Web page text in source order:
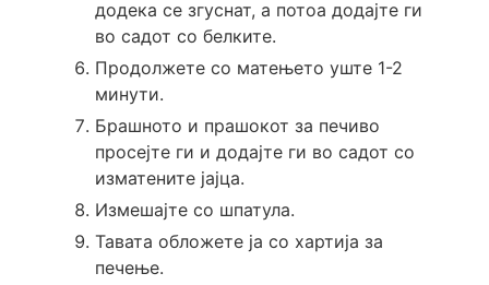
додека се згуснат, а потоа додајте ги
во садот со белките.
Продолжете со матењето уште 1-2
минути.
Брашното и прашокот за печиво
просејте ги и додајте ги во садот со
изматените јајца.
Измешајте со шпатула.
Тавата обложете ја со хартија за
печење.